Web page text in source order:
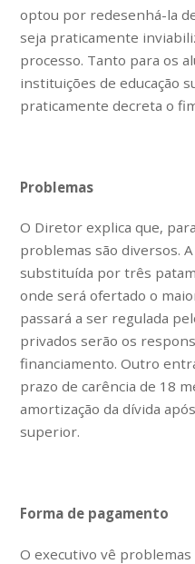
optou por redesenhá-la
seja praticamente
processo. Tanto para os
instituições de educação
praticamente decreta o
Problemas
O Diretor explica que,
problemas são diversos.
substituída por três
onde será ofertado o
passará a ser regulada
privados serão os
financiamento. Outro
prazo de carência de 18
amortização da dívida
superior.
Forma de pagamento
O executivo vê